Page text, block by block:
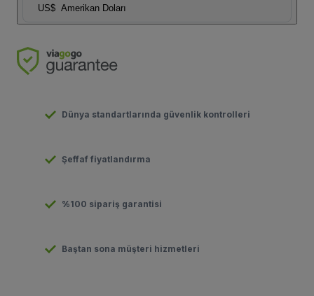
US$ Amerikan Doları
Dünya standartlarında güvenlik kontrolleri
Şeffaf fiyatlandırma
%100 sipariş garantisi
Baştan sona müşteri hizmetleri